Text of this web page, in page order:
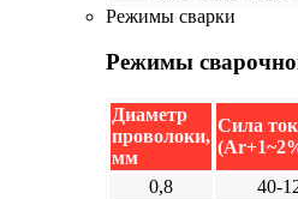
Режимы сварки
Режимы
Диаметр
проволоки,
мм
Сила
0,8
40-